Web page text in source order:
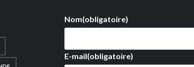
Nom(obligatoire)
E-mail(obligatoire)